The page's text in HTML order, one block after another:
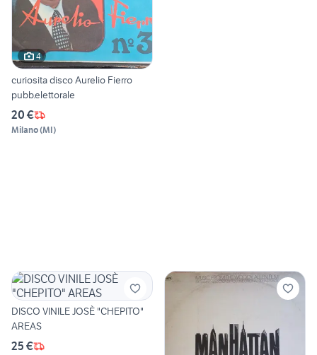
4
curiosita disco Aurelio Fierro
pubb.elettorale
20 €
Milano(MI)
DISCO VINILE JOSÈ "CHEPITO"
AREAS
25 €